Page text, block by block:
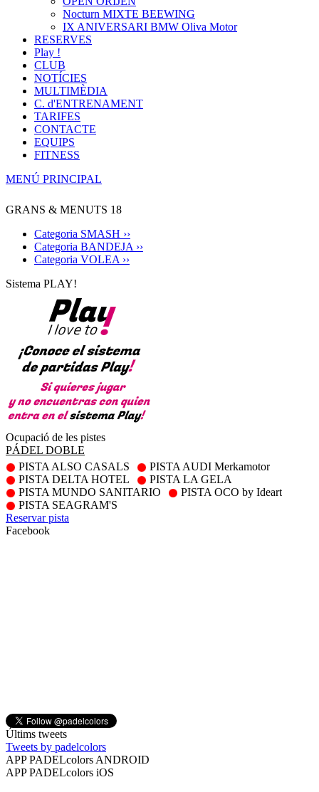
Nocturn MIXTE BEEWING
IX ANIVERSARI BMW Oliva Motor
RESERVES
Play !
CLUB
NOTÍCIES
MULTIMÈDIA
C. d'ENTRENAMENT
TARIFES
CONTACTE
EQUIPS
FITNESS
MENÚ PRINCIPAL
GRANS & MENUTS 18
Categoria SMASH ››
Categoria BANDEJA ››
Categoria VOLEA ››
Sistema PLAY!
Ocupació de les pistes
PÁDEL DOBLE
PISTA ALSO CASALS
PISTA AUDI Merkamotor
PISTA DELTA HOTEL
PISTA LA GELA
PISTA MUNDO SANITARIO
PISTA OCO by Ideart
PISTA SEAGRAM'S
Reservar pista
Facebook
Últims tweets
Tweets by padelcolors
APP PADELcolors ANDROID
APP PADELcolors iOS